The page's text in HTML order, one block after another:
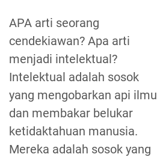
APA arti seorang
cendekiawan? Apa arti
menjadi intelektual?
Intelektual adalah sosok
yang mengobarkan api ilmu
dan membakar belukar
ketidaktahuan manusia.
Mereka adalah sosok yang